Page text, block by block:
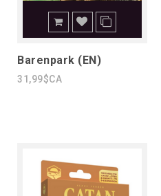
Barenpark (EN)
31,99$CA